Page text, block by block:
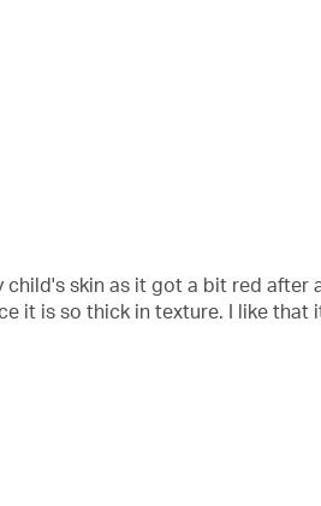
skin as it got a bit red after
it is so thick in texture. I like that